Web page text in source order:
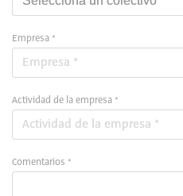
Empresa *
Actividad de la empresa *
Comentarios *